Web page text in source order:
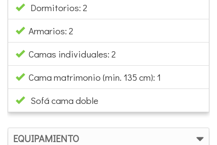
Dormitorios: 2
Armarios: 2
Camas individuales: 2
Cama matrimonio (min. 135 cm): 1
Sofá cama doble
EQUIPAMIENTO